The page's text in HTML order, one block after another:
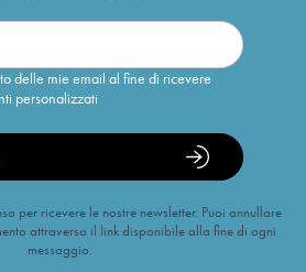
delle mie email al fine di ricevere
personalizzati
per ricevere le nostre newsletter. Puoi annullare
attraverso il link disponibile alla fine di ogni
messaggio.